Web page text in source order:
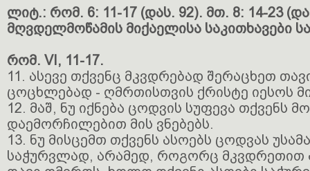
ლიტ.: რომ. 6: 11-17 (დას. 92). მთ. 8: 14-23
მღვდელმოწამის მიქაელისა საკითხავები
რომ. VI, 11-17.
11. ასევე თქვენც მკვდრებად შერაცხეთ
ცოცხლებად - ღმრთისთვის ქრისტე იესოს
12. მაშ, ნუ იქნება ცოდვის სუფევა თქვენს
დაემორჩილებით მის ვნებებს.
13. ნუ მისცემთ თქვენს ასოებს ცოდვას
საჭურვლად, არამედ, როგორც მკვდრეთით